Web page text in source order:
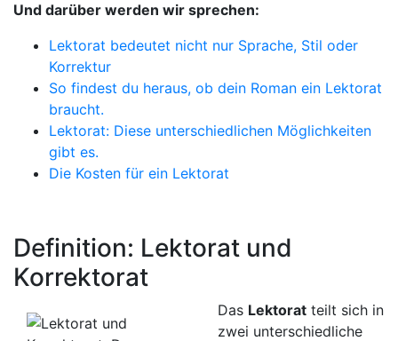
Und darüber werden wir sprechen:
Lektorat bedeutet nicht nur Sprache, Stil oder
Korrektur
So findest du heraus, ob dein Roman ein Lektorat
braucht.
Lektorat: Diese unterschiedlichen Möglichkeiten
gibt es.
Die Kosten für ein Lektorat
Definition: Lektorat und
Korrektorat
Das Lektorat teilt sich in
zwei unterschiedliche